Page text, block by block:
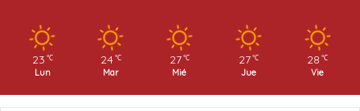
23 ℃
Lun
24 ℃
Mar
27 ℃
Mié
27 ℃
Jue
28 ℃
Vie